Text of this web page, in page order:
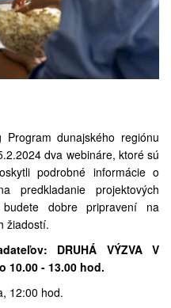
dunajského regiónu
dva webináre, ktoré sú
podrobné informácie o
predkladanie projektových
dobre pripravení na
žiadostí.
DRUHÁ VÝZVA V
10.00 - 13.00 hod.
12:00 hod.